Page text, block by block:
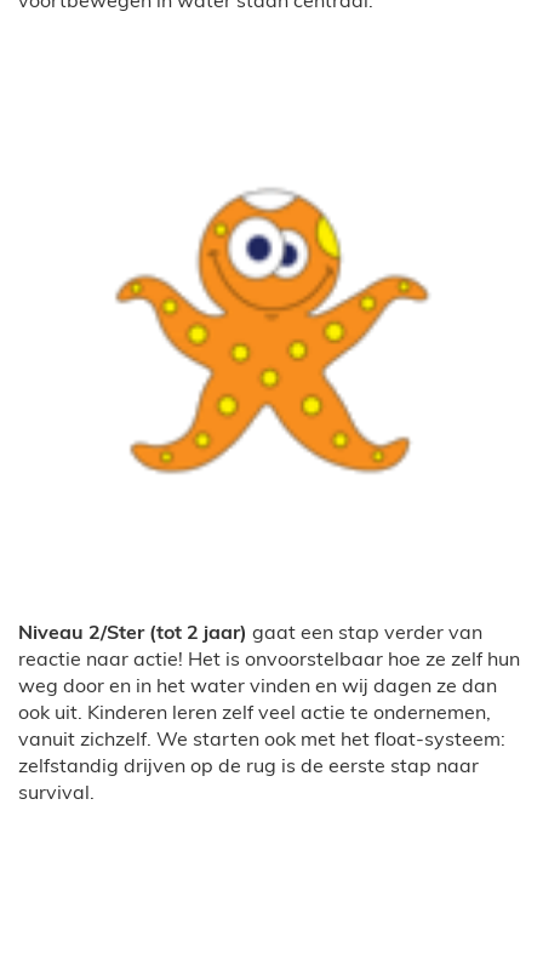
Niveau 2/Ster (tot 2 jaar) gaat een stap verder van
reactie naar actie! Het is onvoorstelbaar hoe ze zelf hun
weg door en in het water vinden en wij dagen ze dan
ook uit. Kinderen leren zelf veel actie te ondernemen,
vanuit zichzelf. We starten ook met het float-systeem:
zelfstandig drijven op de rug is de eerste stap naar
survival.